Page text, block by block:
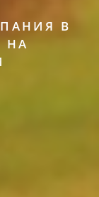
В
НА